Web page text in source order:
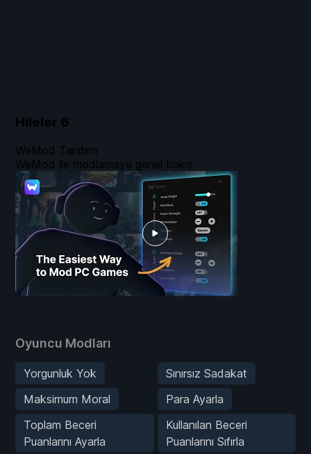
Hileler 6
Oyuncu Modları
Yorgunluk Yok
Sınırsız Sadakat
Maksimum Moral
Para Ayarla
Toplam Beceri
Puanlarını Ayarla
Kullanılan Beceri
Puanlarını Sıfırla
WeMod Tanıtımı
WeMod ile modlamaya genel bakış